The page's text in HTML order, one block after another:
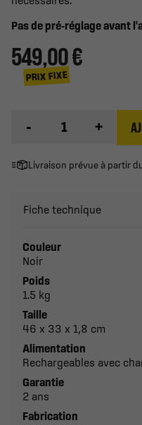
Pas de pré-réglage avant
549,00 €
PRIX FIXE
- +
Livraison prévue à partir
Fiche technique
Couleur
Noir
Poids
1.5 kg
Taille
46 x 33 x 1,8 cm
Alimentation
Rechargeables avec
Garantie
2 ans
Fabrication